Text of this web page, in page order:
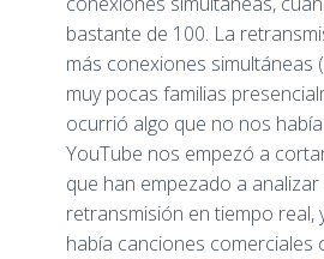
bastante de 100. La
más conexiones simultáneas
muy pocas familias
ocurrió algo que no nos
YouTube nos empezó a
que han empezado a
retransmisión en tiempo real,
había canciones comerciales